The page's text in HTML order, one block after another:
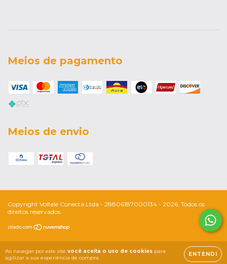
Ao navegar por este site você aceita o uso de cookies para
agilizar a sua experiência de compra.
ENTENDI
Meios de pagamento
Meios de envio
Copyright Voltele Conecta Ltda - 28806187000134 - 2026. Todos os
direitos reservados.